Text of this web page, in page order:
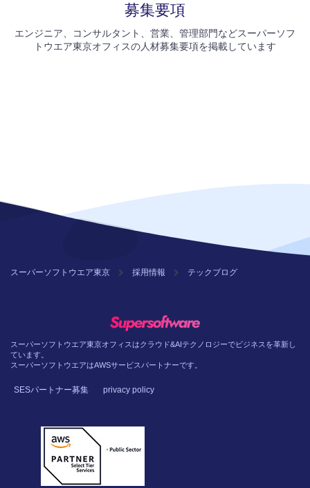
募集要項
エンジニア、コンサルタント、営業、管理部門などスーパーソフ
トウエア東京オフィスの人材募集要項を掲載しています
スーパーソフトウエア東京 採用情報 テックブログ
スーパーソフトウエア東京オフィスはクラウド&AIテクノロジーでビジネスを革新し
ています。
スーパーソフトウエアはAWSサービスパートナーです。
SESパートナー募集 privacy policy